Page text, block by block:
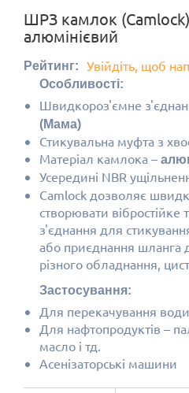
ШРЗ камлок
алюмінієвий
Рейтинг: Увійдіть, щоб
Особливості:
Швидкороз'ємне
(Мама)
Стикувальна муфта з
Матеріал камлока –
Усередині NBR
Camlock дозволяє
створювати вібростійке
з'єднання для
або приєднання шланга
різного обладнання,
Застосування:
Для перекачування води
Для нафтопродуктів –
масло і тд.
Асенізаторські машини